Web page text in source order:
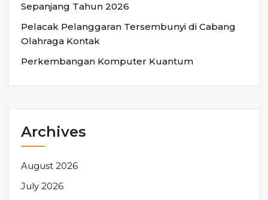
Sepanjang Tahun 2026
Pelacak Pelanggaran Tersembunyi di Cabang
Olahraga Kontak
Perkembangan Komputer Kuantum
Archives
August 2026
July 2026